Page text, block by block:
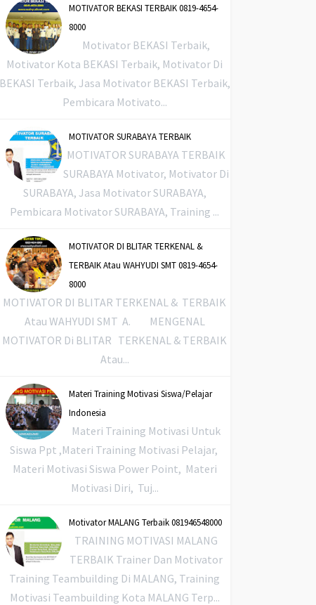
MOTIVATOR BEKASI TERBAIK 0819-4654-
8000
Motivator BEKASI Terbaik,
Motivator Kota BEKASI Terbaik, Motivator Di
BEKASI Terbaik, Jasa Motivator BEKASI Terbaik,
Pembicara Motivato...
MOTIVATOR SURABAYA TERBAIK
MOTIVATOR SURABAYA TERBAIK
SURABAYA Motivator, Motivator Di
SURABAYA, Jasa Motivator SURABAYA,
Pembicara Motivator SURABAYA, Training ...
MOTIVATOR DI BLITAR TERKENAL &
TERBAIK Atau WAHYUDI SMT 0819-4654-
8000
MOTIVATOR DI BLITAR TERKENAL & TERBAIK
Atau WAHYUDI SMT A. MENGENAL
MOTIVATOR Di BLITAR TERKENAL & TERBAIK
Atau...
Materi Training Motivasi Siswa/Pelajar
Indonesia
Materi Training Motivasi Untuk
Siswa Ppt ,Materi Training Motivasi Pelajar,
Materi Motivasi Siswa Power Point, Materi
Motivasi Diri, Tuj...
Motivator MALANG Terbaik 081946548000
TRAINING MOTIVASI MALANG
TERBAIK Trainer Dan Motivator
Training Teambuilding Di MALANG, Training
Motivasi Teambuilding Kota MALANG Terp...